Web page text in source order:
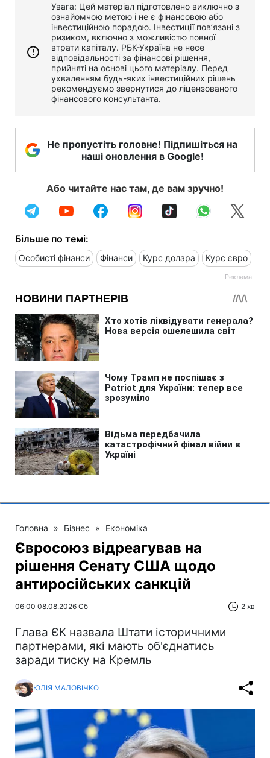
Увага: Цей матеріал підготовлено виключно з
ознайомчою метою і не є фінансовою або
інвестиційною порадою. Інвестиції пов’язані з
ризиком, включно з можливістю повної
втрати капіталу. РБК-Україна не несе
відповідальності за фінансові рішення,
прийняті на основі цього матеріалу. Перед
ухваленням будь-яких інвестиційних рішень
рекомендуємо звернутися до ліцензованого
фінансового консультанта.
Не пропустіть головне! Підпишіться на
наші оновлення в Google!
Або читайте нас там, де вам зручно!
Більше по темі:
Особисті фінанси Фінанси Курс долара Курс євро
Головна » Бізнес » Економіка
Євросоюз відреагував на
рішення Сенату США щодо
антиросійських санкцій
06:00 08.08.2026 Сб 2 хв
Глава ЄК назвала Штати історичними
партнерами, які мають об'єднатись
заради тиску на Кремль
ЮЛІЯ МАЛОВІЧКО